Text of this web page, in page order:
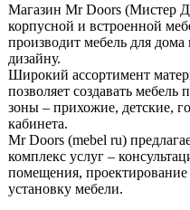
Магазин Mr Doors (Мистер
корпусной и встроенной
производит мебель для
дизайну.
Широкий ассортимент
позволяет создавать
зоны – прихожие, детские,
кабинета.
Mr Doors (mebel ru)
комплекс услуг –
помещения, проектирование
установку мебели.